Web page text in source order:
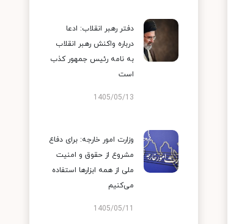
دفتر رهبر انقلاب: ادعا
درباره واکنش رهبر انقلاب
به نامه رئیس جمهور کذب
است
1405/05/13
وزارت امور خارجه: برای دفاع
مشروع از حقوق و امنیت
ملی از همه ابزارها استفاده
می‌کنیم
1405/05/11